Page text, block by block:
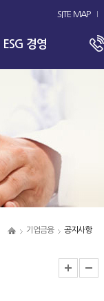
SITE MAP
ESG 경영
기업금융 공지사항